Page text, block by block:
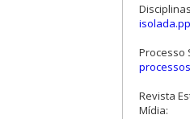
Processo
Revista
Mídia: